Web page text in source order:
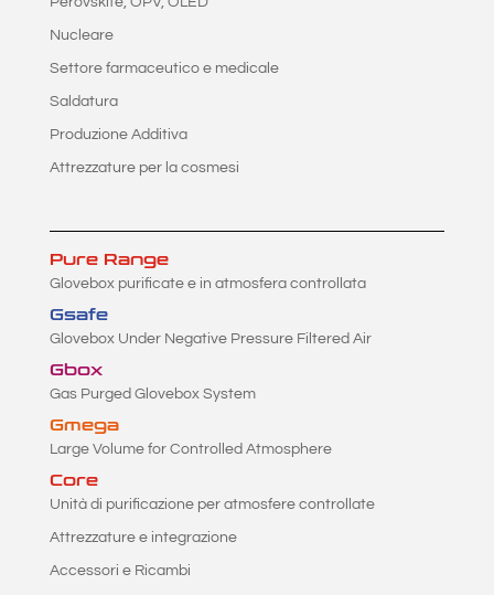
Nucleare
Settore farmaceutico e medicale
Saldatura
Produzione Additiva
Attrezzature per la cosmesi
Pure Range
Glovebox purificate e in atmosfera controllata
Gsafe
Glovebox Under Negative Pressure Filtered Air
Gbox
Gas Purged Glovebox System
Gmega
Large Volume for Controlled Atmosphere
Core
Unità di purificazione per atmosfere controllate
Attrezzature e integrazione
Accessori e Ricambi